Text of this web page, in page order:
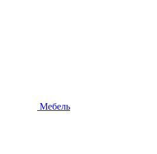
Мебель